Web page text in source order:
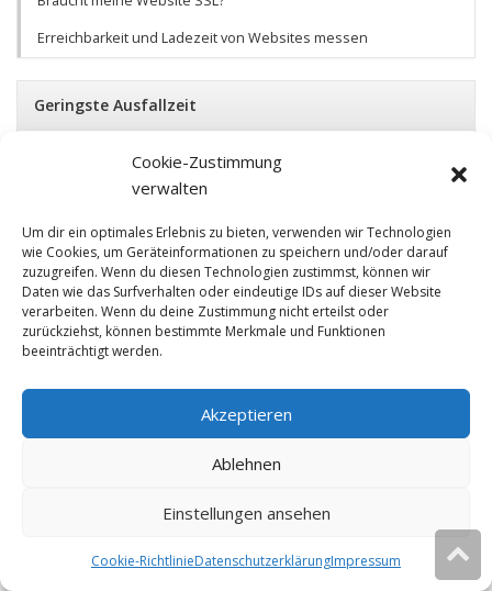
Cookie-Zustimmung
verwalten
Um dir ein optimales Erlebnis zu bieten, verwenden wir Technologien
wie Cookies, um Geräteinformationen zu speichern und/oder darauf
zuzugreifen. Wenn du diesen Technologien zustimmst, können wir
Daten wie das Surfverhalten oder eindeutige IDs auf dieser Website
verarbeiten. Wenn du deine Zustimmung nicht erteilst oder
zurückziehst, können bestimmte Merkmale und Funktionen
beeinträchtigt werden.
Akzeptieren
Ablehnen
Einstellungen ansehen
Cookie-RichtlinieDatenschutzerklärungImpressum
Erreichbarkeit und Ladezeit von Websites messen
Geringste Ausfallzeit
Ø 0 Min.
checkdomain
Linevast
Ø 6 Min.
dogado
Ø 8 Min.
1&1
Ø 12 Min.
All-Inkl.com
manitu
Ø 20 Min.
» Mehr erfahren
Diese Website verwendet Cookies. Ok Weitere Infos